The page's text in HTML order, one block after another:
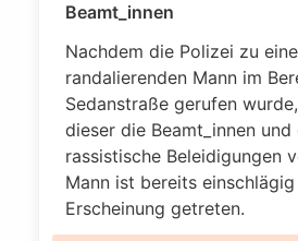
Beamt_innen
Nachdem die Polizei zu
randalierenden Mann im
Sedanstraße gerufen
dieser die Beamt_innen und
rassistische Beleidigungen
Mann ist bereits
Erscheinung getreten.